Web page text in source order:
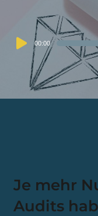
Audio
Player
00:00
Je mehr
Audits